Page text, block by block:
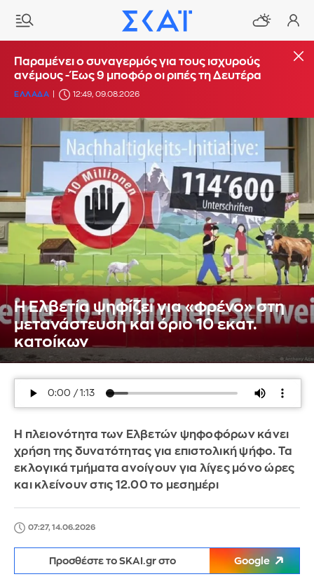
Παραμένει ο συναγερμός για τους ισχυρούς
ανέμους - Έως 9 μποφόρ οι ριπές τη Δευτέρα
ΕΛΛΑΔΑ 12:49, 09.08.2026
Η Ελβετία ψηφίζει για «φρένο» στη
μετανάστευση και όριο 10 εκατ.
κατοίκων
Η πλειονότητα των Ελβετών ψηφοφόρων κάνει
χρήση της δυνατότητας για επιστολική ψήφο. Τα
εκλογικά τμήματα ανοίγουν για λίγες μόνο ώρες
και κλείνουν στις 12.00 το μεσημέρι
07:27, 14.06.2026
Προσθέστε το SKAI.gr στο Google